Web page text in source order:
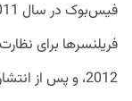
فریلنسر‌ها برای
2012، و پس از